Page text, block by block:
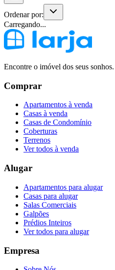
Ordenar por:
Carregando...
Encontre o imóvel dos seus
Comprar
Apartamentos à venda
Casas à venda
Casas de Condomínio
Coberturas
Terrenos
Ver todos à venda
Alugar
Apartamentos para alugar
Casas para alugar
Salas Comerciais
Galpões
Prédios Inteiros
Ver todos para alugar
Empresa